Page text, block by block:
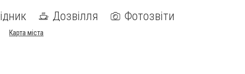
Дозвілля Фотозвіти
Карта міста